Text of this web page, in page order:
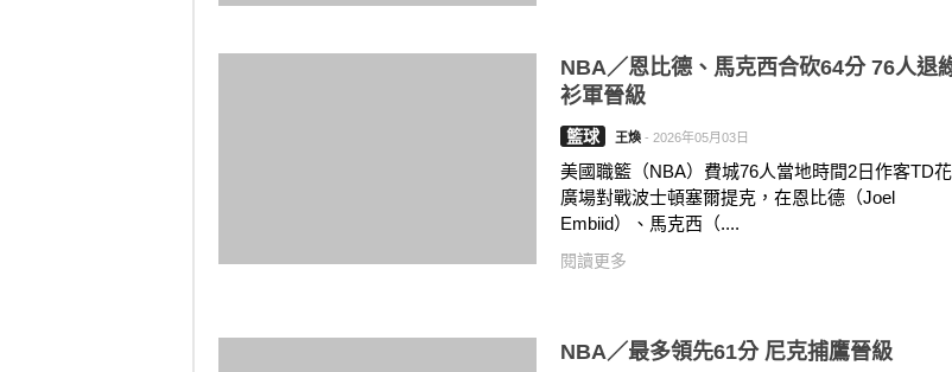
NBA／恩比德、馬克西合砍64分 76人退
衫軍晉級
籃球 王煥 - 2026年05月03日
美國職籃（NBA）費城76人當地時間2日作客TD
廣場對戰波士頓塞爾提克，在恩比德（Joel
Embiid）、馬克西（....
閱讀更多
NBA／最多領先61分 尼克捕鷹晉級